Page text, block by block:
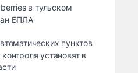
в тульском
БПЛА
пунктов
установят в